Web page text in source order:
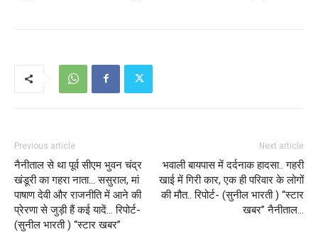
Previous article
नैनीताल से था पूर्व सीएम भुवन चंद्र
खंडूरी का गहरा नाता… ससुराल, मां
पाषाण देवी और राजनीति में आने की
प्रेरणा से जुड़ी हैं कई यादें… रिपोर्ट-
(सुनील भारती ) “स्टार खबर”
Next article
भवाली बायपास में दर्दनाक हादसा.. गहरी
खाई में गिरी कार, एक ही परिवार के लोगों
की मौत.. रिपोर्ट- (सुनील भारती ) “स्टार
खबर” नैनीताल…